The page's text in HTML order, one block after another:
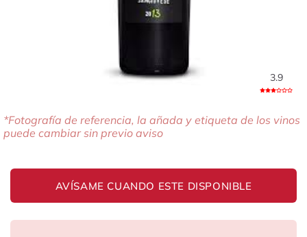
3.9
*Fotografía de referencia, la añada y etiqueta de los vinos
puede cambiar sin previo aviso
AVÍSAME CUANDO ESTE DISPONIBLE